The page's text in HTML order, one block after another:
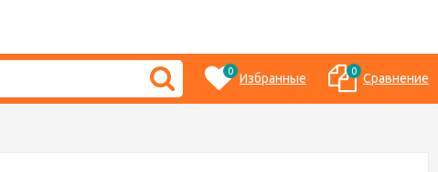
0 Избранные 0 Сравнение